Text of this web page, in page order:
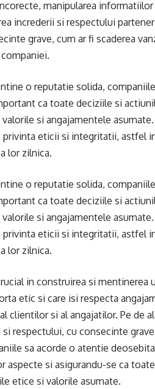
manipularea informatiilor
increderii si respectului
grave, cum ar fi scaderea
o reputatie solida,
ca toate deciziile si
si angajamentele
eticii si integritatii, astfel
lor zilnica.
o reputatie solida,
ca toate deciziile si
si angajamentele
eticii si integritatii, astfel
lor zilnica.
in construirea si mentinerea
etic si care isi respecta
clientilor si al angajatilor. Pe de
respectului, cu consecinte
sa acorde o atentie
aspecte si asigurandu-se ca
etice si valorile asumate.